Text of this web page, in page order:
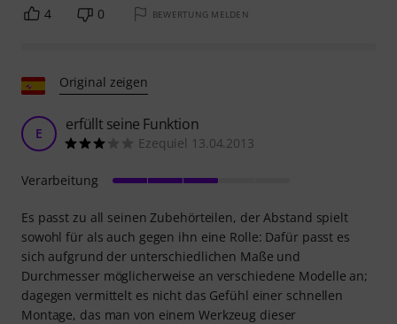
4 0 BEWERTUNG MELDEN
Original zeigen
E erfüllt seine Funktion
Ezequiel 13.04.2013
Es passt zu all seinen Zubehörteilen, der Abstand spielt
sowohl für als auch gegen ihn eine Rolle: Dafür passt es
sich aufgrund der unterschiedlichen Maße und
Durchmesser möglicherweise an verschiedene Modelle an;
dagegen vermittelt es nicht das Gefühl einer schnellen
Montage, das man von einem Werkzeug dieser
Verarbeitung